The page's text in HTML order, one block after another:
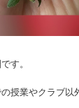
す。
授業やクラブ以